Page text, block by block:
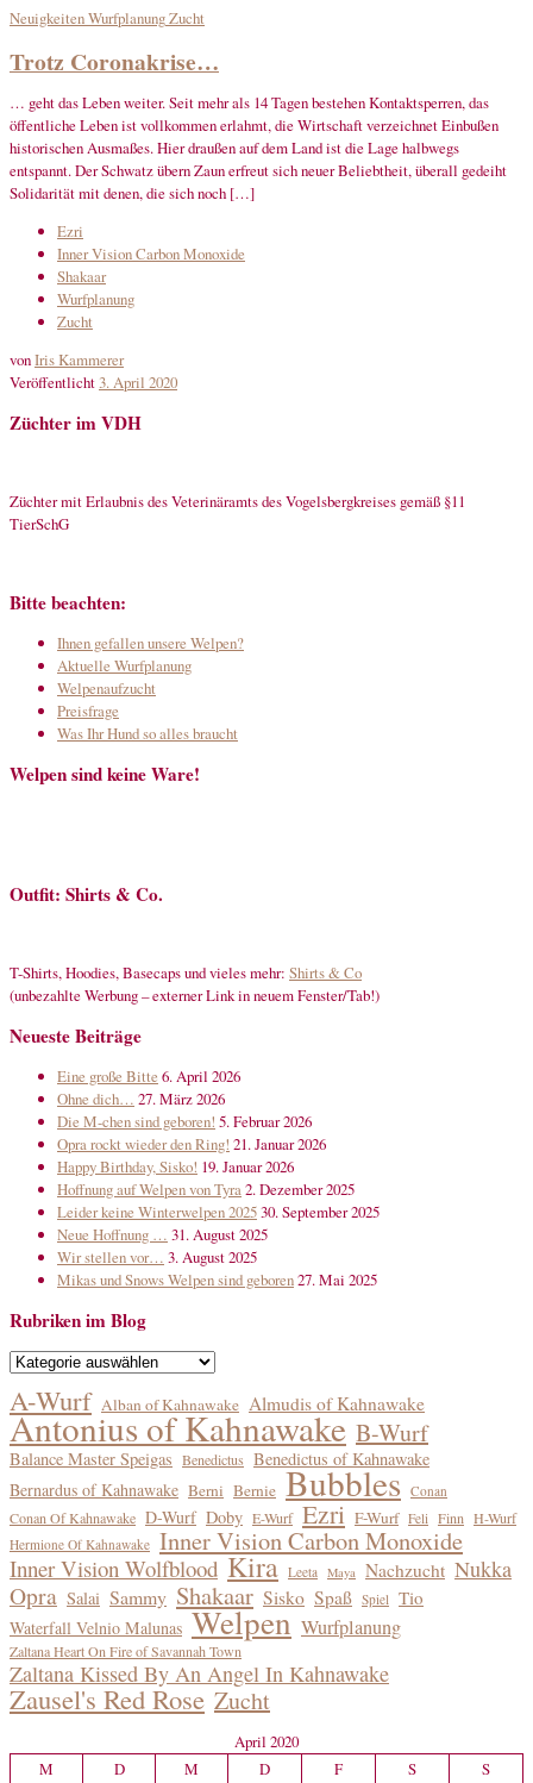
NeuigkeitenWurfplanungZucht
Trotz Coronakrise…
… geht das Leben weiter. Seit mehr als 14 Tagen bestehen Kontaktsperren, das
öffentliche Leben ist vollkommen erlahmt, die Wirtschaft verzeichnet Einbußen
historischen Ausmaßes. Hier draußen auf dem Land ist die Lage halbwegs
entspannt. Der Schwatz übern Zaun erfreut sich neuer Beliebtheit, überall gedeiht
Solidarität mit denen, die sich noch […]
Ezri
Inner Vision Carbon Monoxide
Shakaar
Wurfplanung
Zucht
vonIris Kammerer
Veröffentlicht3. April 2020
Züchter im VDH
Züchter mit Erlaubnis des Veterinäramts des Vogelsbergkreises gemäß §11
TierSchG
Bitte beachten:
Ihnen gefallen unsere Welpen?
Aktuelle Wurfplanung
Welpenaufzucht
Preisfrage
Was Ihr Hund so alles braucht
Welpen sind keine Ware!
Outfit: Shirts & Co.
T-Shirts, Hoodies, Basecaps und vieles mehr: Shirts & Co
(unbezahlte Werbung – externer Link in neuem Fenster/Tab!)
Neueste Beiträge
Eine große Bitte 6. April 2026
Ohne dich… 27. März 2026
Die M-chen sind geboren! 5. Februar 2026
Opra rockt wieder den Ring! 21. Januar 2026
Happy Birthday, Sisko! 19. Januar 2026
Hoffnung auf Welpen von Tyra2. Dezember 2025
Leider keine Winterwelpen 202530. September 2025
Neue Hoffnung … 31. August 2025
Wir stellen vor… 3. August 2025
Mikas und Snows Welpen sind geboren27. Mai 2025
Rubriken im Blog
Rubriken
Blog
A-Wurf Alban of Kahnawake Almudis of Kahnawake
Antonius of Kahnawake B-Wurf
Balance Master Speigas Benedictus Benedictus of Kahnawake
Bernardus of Kahnawake Berni Bernie Bubbles Conan
Conan Of Kahnawake D-Wurf Doby E-Wurf Ezri F-Wurf Feli Finn H-Wurf
Hermione Of Kahnawake Inner Vision Carbon Monoxide
Inner Vision Wolfblood Kira Leeta Maya Nachzucht Nukka
Opra Salai Sammy Shakaar Sisko Spaß Spiel Tio
Waterfall Velnio Malunas Welpen Wurfplanung
Zaltana Heart On Fire of Savannah Town
Zaltana Kissed By An Angel In Kahnawake
Zausel's Red Rose Zucht
April 2020
M
D M D F S
S